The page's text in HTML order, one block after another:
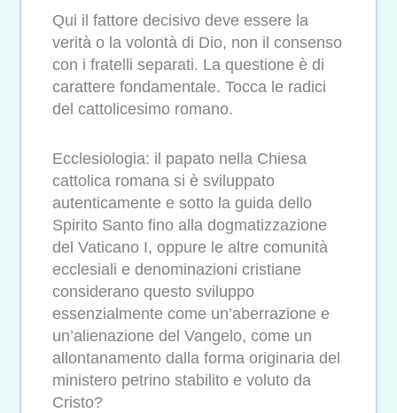
Qui il fattore decisivo deve essere la
verità o la volontà di Dio, non il consenso
con i fratelli separati. La questione è di
carattere fondamentale. Tocca le radici
del cattolicesimo romano.
Ecclesiologia: il papato nella Chiesa
cattolica romana si è sviluppato
autenticamente e sotto la guida dello
Spirito Santo fino alla dogmatizzazione
del Vaticano I, oppure le altre comunità
ecclesiali e denominazioni cristiane
considerano questo sviluppo
essenzialmente come un’aberrazione e
un’alienazione del Vangelo, come un
allontanamento dalla forma originaria del
ministero petrino stabilito e voluto da
Cristo?